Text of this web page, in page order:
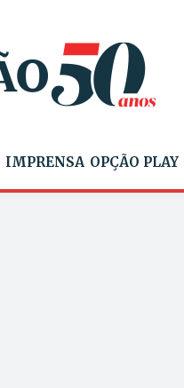
IMPRENSA OPÇÃO PLAY